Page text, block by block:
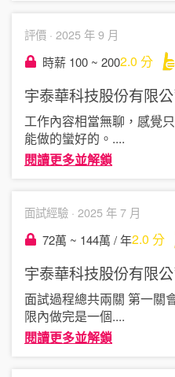
評價 · 2025 年 9 月
時薪 100 ~ 2002.0 分
宇泰華科技股份有限
工作內容相當無聊，感覺
能做的蠻好的。 ....
閱讀更多並解鎖
面試經驗 · 2025 年 7 月
72萬 ~ 144萬 / 年2.0 分
宇泰華科技股份有限
面試過程總共兩關 第一關
限內做完是一個....
閱讀更多並解鎖